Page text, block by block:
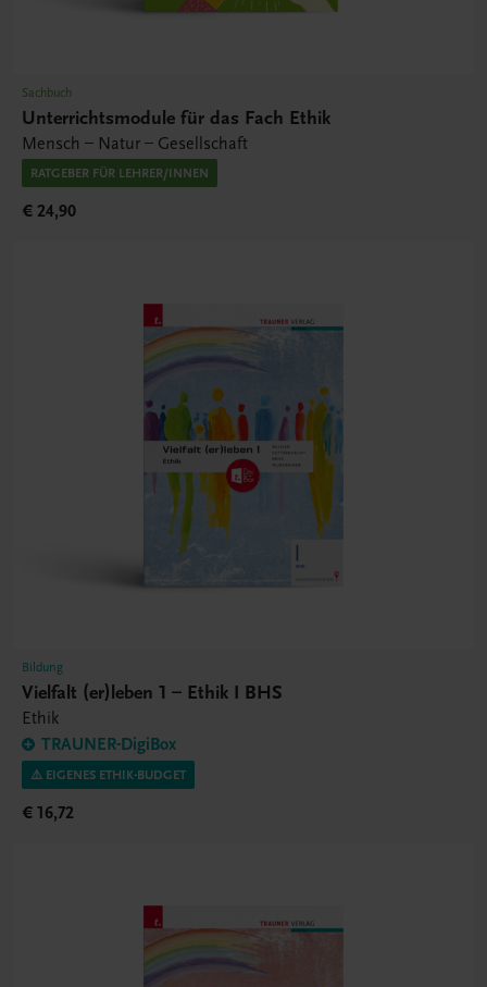
Sachbuch
Unterrichtsmodule für das Fach Ethik
Mensch – Natur – Gesellschaft
RATGEBER FÜR LEHRER/INNEN
€ 24,90
Bildung
Vielfalt (er)leben 1 – Ethik I BHS
Ethik
TRAUNER-DigiBox
⚠️ EIGENES ETHIK-BUDGET
€ 16,72